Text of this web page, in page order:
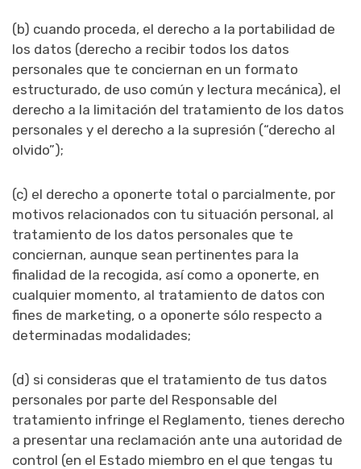
(b) cuando proceda, el derecho a la portabilidad de
los datos (derecho a recibir todos los datos
personales que te conciernan en un formato
estructurado, de uso común y lectura mecánica), el
derecho a la limitación del tratamiento de los datos
personales y el derecho a la supresión (“derecho al
olvido”);
(c) el derecho a oponerte total o parcialmente, por
motivos relacionados con tu situación personal, al
tratamiento de los datos personales que te
conciernan, aunque sean pertinentes para la
finalidad de la recogida, así como a oponerte, en
cualquier momento, al tratamiento de datos con
fines de marketing, o a oponerte sólo respecto a
determinadas modalidades;
(d) si consideras que el tratamiento de tus datos
personales por parte del Responsable del
tratamiento infringe el Reglamento, tienes derecho
a presentar una reclamación ante una autoridad de
control (en el Estado miembro en el que tengas tu